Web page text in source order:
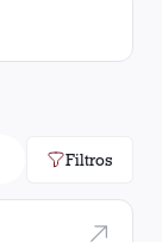
13
Filtros